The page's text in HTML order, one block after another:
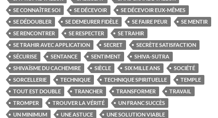
SE CONNAÎTRE SOI
SE DÉCEVOIR
SE DÉCEVOIR EUX-MÊMES
SE DÉDOUBLER
SE DEMEURER FIDÈLE SE FAIRE PEUR
SE MENTIR
SE RENCONTRER
SE RESPECTER
SE TRAHIR
SE TRAHIR AVEC APPLICATION
SECRET
SECRÈTE SATISFACTION
SÉCURISE
SENTANCE SENTIMENT
SHIVA-SUTRA
SHIVAÏSME DU CACHEMIRE
SIÈCLE SIX MILLE ANS
SOCIÉTÉ
SORCELLERIE
TECHNIQUE TECHNIQUE SPIRITUELLE
TEMPLE
TOUT EST DOUBLE
TRANCHER TRANSFORMER
TRAVAIL
TROMPER
TROUVER LA VÉRITÉ
UN FRANC SUCCÈS
UN MINIMUM
UNE ASTUCE
UNE SOLUTION VIABLE